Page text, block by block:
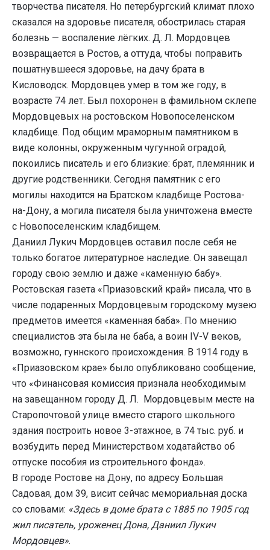
творчества писателя. Но петербургский климат плохо
сказался на здоровье писателя, обострилась старая
болезнь — воспаление лёгких. Д. Л. Мордовцев
возвращается в Ростов, а оттуда, чтобы поправить
пошатнувшееся здоровье, на дачу брата в
Кисловодск. Мордовцев умер в том же году, в
возрасте 74 лет. Был похоронен в фамильном склепе
Мордовцевых на ростовском Новопоселенском
кладбище. Под общим мраморным памятником в
виде колонны, окруженным чугунной оградой,
покоились писатель и его близкие: брат, племянник и
другие родственники. Сегодня памятник с его
могилы находится на Братском кладбище Ростова-
на-Дону, а могила писателя была уничтожена вместе
с Новопоселенским кладбищем.
Даниил Лукич Мордовцев оставил после себя не
только богатое литературное наследие. Он завещал
городу свою землю и даже «каменную бабу».
Ростовская газета «Приазовский край» писала, что в
числе подаренных Мордовцевым городскому музею
предметов имеется «каменная баба». По мнению
специалистов эта была не баба, а воин IV-V веков,
возможно, гуннского происхождения. В 1914 году в
«Приазовском крае» было опубликовано сообщение,
что «Финансовая комиссия признала необходимым
на завещанном городу Д. Л. Мордовцевым месте на
Старопочтовой улице вместо старого школьного
здания построить новое 3-этажное, в 74 тыс. руб. и
возбудить перед Министерством ходатайство об
отпуске пособия из строительного фонда».
В городе Ростове на Дону, по адресу Большая
Садовая, дом 39, висит сейчас мемориальная доска
со словами: «Здесь в доме брата с 1885 по 1905 год
жил писатель, уроженец Дона, Даниил Лукич
Мордовцев».